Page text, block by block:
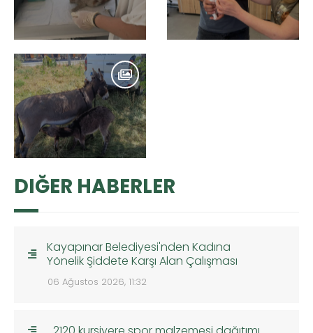
DIĞER HABERLER
Kayapınar Belediyesi'nden Kadına
Yönelik Şiddete Karşı Alan Çalışması
06 Ağustos 2026, 11:32